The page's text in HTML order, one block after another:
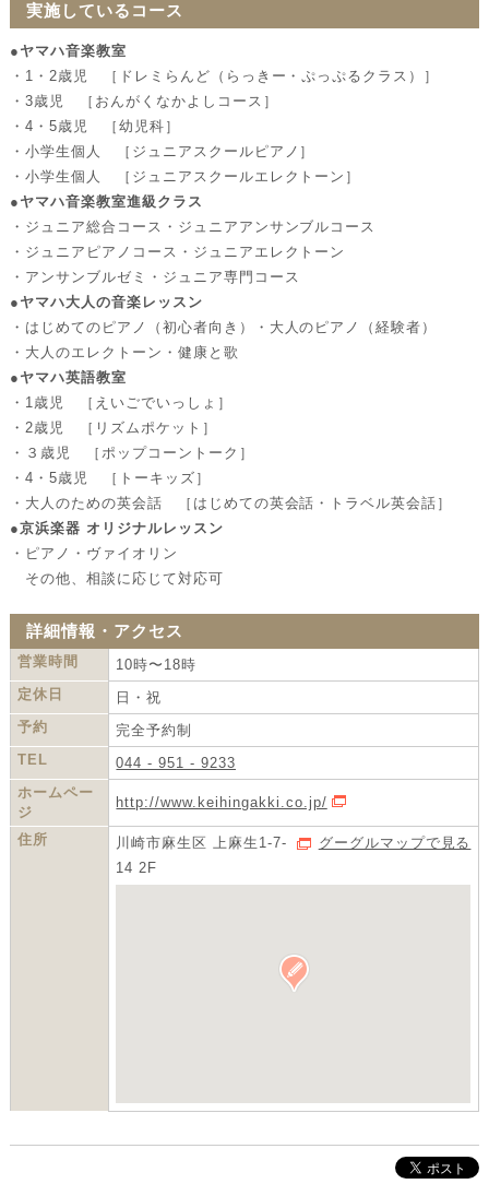
実施しているコース
●ヤマハ音楽教室
・1・2歳児 ［ドレミらんど（らっきー・ぷっぷるクラス）］
・3歳児 ［おんがくなかよしコース］
・4・5歳児 ［幼児科］
・小学生個人 ［ジュニアスクールピアノ］
・小学生個人 ［ジュニアスクールエレクトーン］
●ヤマハ音楽教室進級クラス
・ジュニア総合コース・ジュニアアンサンブルコース
・ジュニアピアノコース・ジュニアエレクトーン
・アンサンブルゼミ・ジュニア専門コース
●ヤマハ大人の音楽レッスン
・はじめてのピアノ（初心者向き）・大人のピアノ（経験者）
・大人のエレクトーン・健康と歌
●ヤマハ英語教室
・1歳児 ［えいごでいっしょ］
・2歳児 ［リズムポケット］
・３歳児 ［ポップコーントーク］
・4・5歳児 ［トーキッズ］
・大人のための英会話 ［はじめての英会話・トラベル英会話］
●京浜楽器 オリジナルレッスン
・ピアノ・ヴァイオリン
その他、相談に応じて対応可
詳細情報・アクセス
営業時間
10時〜18時
定休日
日・祝
予約
完全予約制
TEL
044 - 951 - 9233
ホームペー
ジ
http://www.keihingakki.co.jp/
HPを開く
住所
グーグルマップで見る
川崎市麻生区 上麻生1-7-
14 2F